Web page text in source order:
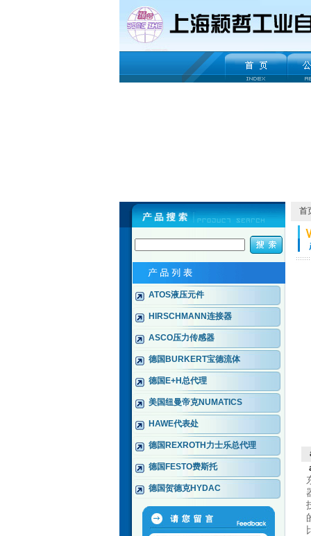
ATOS液压元件
HIRSCHMANN连接器
ASCO压力传感器
德国BURKERT宝德流体
德国E+H总代理
美国纽曼帝克NUMATICS
HAWE代表处
德国REXROTH力士乐总代理
德国FESTO费斯托
德国贺德克HYDAC
首